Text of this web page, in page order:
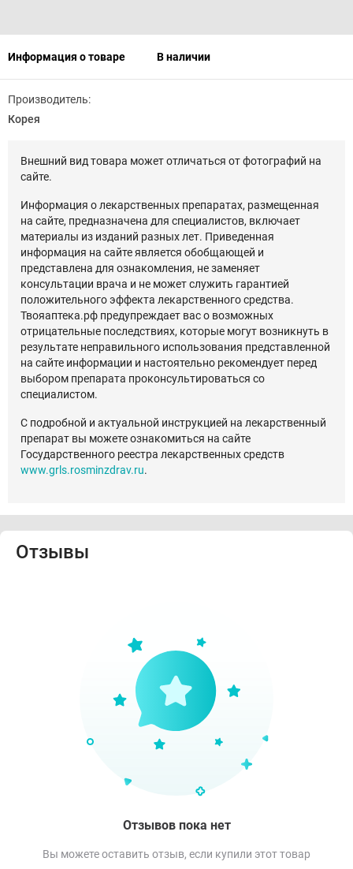
Информация о товаре В наличии
Производитель:
Корея
Внешний вид товара может отличаться от фотографий на
сайте.
Информация о лекарственных препаратах, размещенная
на сайте, предназначена для специалистов, включает
материалы из изданий разных лет. Приведенная
информация на сайте является обобщающей и
представлена для ознакомления, не заменяет
консультации врача и не может служить гарантией
положительного эффекта лекарственного средства.
Твояаптека.рф предупреждает вас о возможных
отрицательные последствиях, которые могут возникнуть в
результате неправильного использования представленной
на сайте информации и настоятельно рекомендует перед
выбором препарата проконсультироваться со
специалистом.
С подробной и актуальной инструкцией на лекарственный
препарат вы можете ознакомиться на сайте
Государственного реестра лекарственных средств
www.grls.rosminzdrav.ru.
Отзывы
Отзывов пока нет
Вы можете оставить отзыв, если купили этот товар